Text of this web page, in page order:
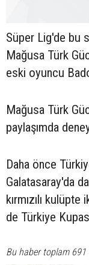
Süper Lig'de bu
Mağusa Türk
eski oyuncu
Mağusa Türk
paylaşımda
Daha önce
Galatasaray'da
kırmızılı
de Türkiye
Bu haber toplam